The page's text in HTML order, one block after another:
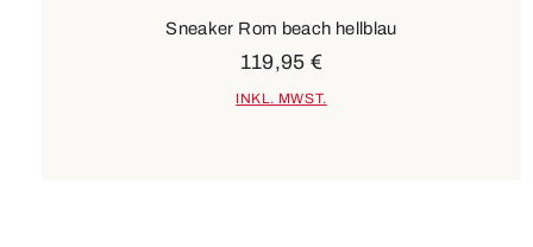
Sneaker Rom beach hellblau
119,95 €
INKL. MWST.